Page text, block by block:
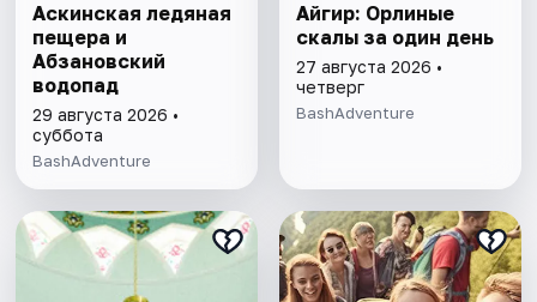
Аскинская ледяная
пещера и
Абзановский
водопад
29 августа 2026 •
суббота
BashAdventure
Айгир: Орлиные
скалы за один день
27 августа 2026 •
четверг
BashAdventure